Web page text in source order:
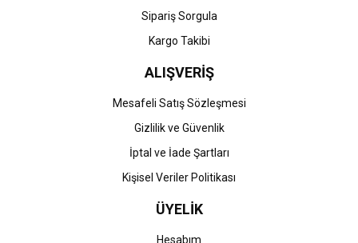
Gönder
Sipariş Sorgula
Kargo Takibi
ALIŞVERİŞ
Mesafeli Satış Sözleşmesi
Gizlilik ve Güvenlik
İptal ve İade Şartları
Kişisel Veriler Politikası
ÜYELİK
Hesabım